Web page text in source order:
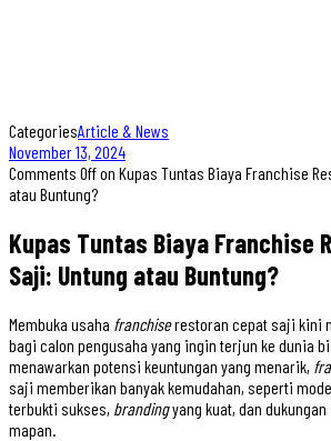
CategoriesArticle & News
November 13, 2024
Comments Offon Kupas Tuntas Biaya Franchise
atau Buntung?
Kupas Tuntas Biaya Franchise
Saji: Untung atau Buntung?
Membuka usaha franchiserestoran cepat saji kini
bagi calon pengusaha yang ingin terjun ke dunia
menawarkan potensi keuntungan yang menarik,
saji memberikan banyak kemudahan, seperti
terbukti sukses, brandingyang kuat, dan
mapan.